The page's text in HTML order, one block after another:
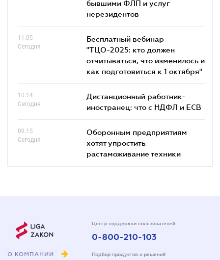
бывшими ФЛП и услуг
нерезидентов
11.05
Сегодня
Бесплатный вебинар
"ТЦО-2025: кто должен
отчитываться, что изменилось и
как подготовиться к 1 октября"
10.14
Сегодня
Дистанционный работник-
иностранец: что с НДФЛ и ЕСВ
09.15
Сегодня
Оборонным предприятиям
хотят упростить
растаможивание техники
О КОМПАНИИ
Центр поддержки пользователей
0-800-210-103
Подбор продуктов и решений